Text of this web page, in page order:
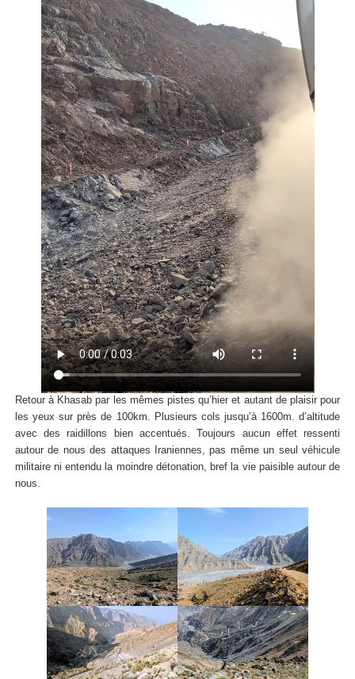
Retour à Khasab par les mêmes pistes qu’hier et autant de plaisir pour
les yeux sur près de 100km. Plusieurs cols jusqu’à 1600m. d’altitude
avec des raidillons bien accentués. Toujours aucun effet ressenti
autour de nous des attaques Iraniennes, pas même un seul véhicule
militaire ni entendu la moindre détonation, bref la vie paisible autour de
nous.